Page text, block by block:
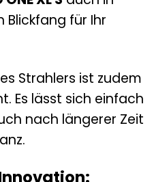
Blickfang für Ihr
Strahlers ist zudem
Es lässt sich einfach
nach längerer Zeit